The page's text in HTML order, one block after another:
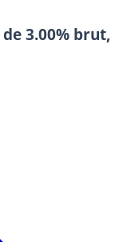
3.00% brut,